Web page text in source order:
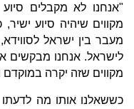
"אנחנו לא מקבלים
מקווים שיהיה סיוע
מעבר בין ישראל
לישראל. אנחנו מבקשים
מקווים שזה יקרה
כששאלנו אותו מה